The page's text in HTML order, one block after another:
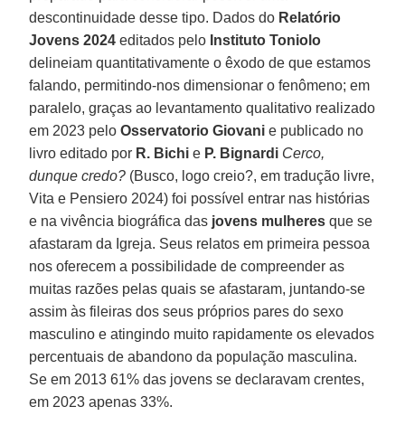
descontinuidade desse tipo. Dados do Relatório
Jovens 2024 editados pelo Instituto Toniolo
delineiam quantitativamente o êxodo de que estamos
falando, permitindo-nos dimensionar o fenômeno; em
paralelo, graças ao levantamento qualitativo realizado
em 2023 peloOsservatorio Giovani e publicado no
livro editado por R. Bichi e P. Bignardi Cerco,
dunque credo? (Busco, logo creio?, em tradução livre,
Vita e Pensiero 2024) foi possível entrar nas histórias
e na vivência biográfica das jovens mulheres que se
afastaram da Igreja. Seus relatos em primeira pessoa
nos oferecem a possibilidade de compreender as
muitas razões pelas quais se afastaram, juntando-se
assim às fileiras dos seus próprios pares do sexo
masculino e atingindo muito rapidamente os elevados
percentuais de abandono da população masculina.
Se em 2013 61% das jovens se declaravam crentes,
em 2023 apenas 33%.